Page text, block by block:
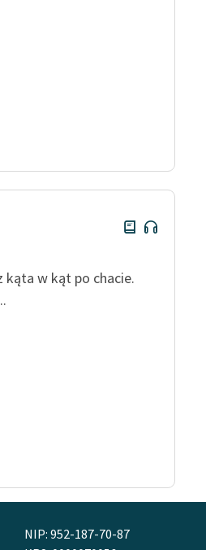
kąta w kąt po chacie.
NIP: 952-187-70-87